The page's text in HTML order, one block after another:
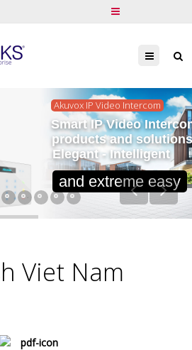
Menu
Akuvox IP Video Intercom
Smart IP Video
products and solutions
Elegant - Intelligent
and extreme easy
Viet Nam